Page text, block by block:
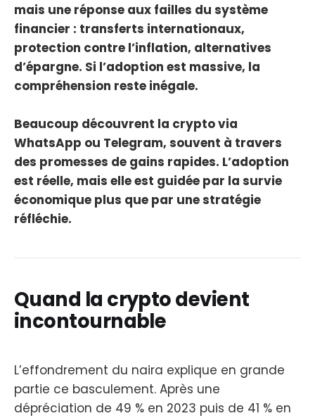
mais une réponse aux failles du système
financier : transferts internationaux,
protection contre l’inflation, alternatives
d’épargne. Si l’adoption est massive, la
compréhension reste inégale.
Beaucoup découvrent la crypto via
WhatsApp ou Telegram, souvent à travers
des promesses de gains rapides. L’adoption
est réelle, mais elle est guidée par la survie
économique plus que par une stratégie
réfléchie.
Quand la crypto devient
incontournable
L’effondrement du naira explique en grande
partie ce basculement. Après une
dépréciation de 49 % en 2023 puis de 41 % en